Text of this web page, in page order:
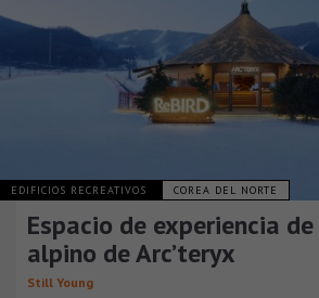
EDIFICIOS RECREATIVOS COREA DEL NORTE
Espacio de experiencia
alpino de Arc’teryx
Still Young